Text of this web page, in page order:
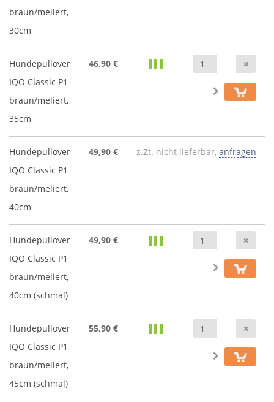
braun/meliert,
30cm
Hundepullover
IQO Classic P1
braun/meliert,
35cm
46,90 €
Hundepullover
IQO Classic P1
braun/meliert,
40cm
49,90 € z.Zt. nicht lieferbar, anfragen
Hundepullover
IQO Classic P1
braun/meliert,
40cm (schmal)
49,90 €
Hundepullover
IQO Classic P1
braun/meliert,
45cm (schmal)
55,90 €